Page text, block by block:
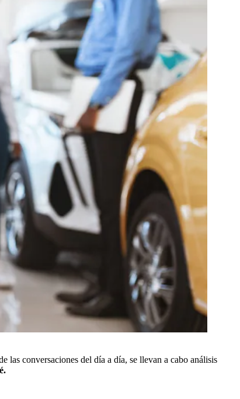
las conversaciones del día a día, se llevan a cabo análisis